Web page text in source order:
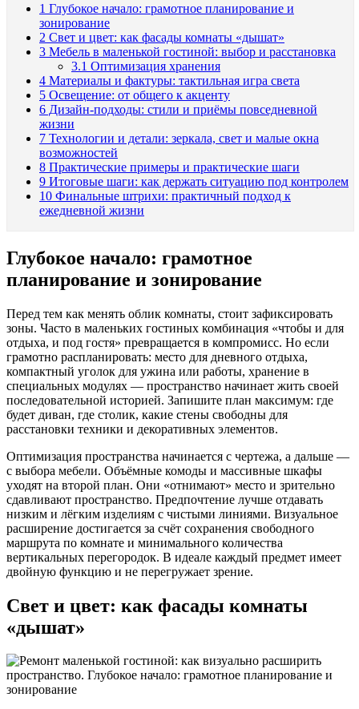
1 Глубокое начало: грамотное планирование и
зонирование
2 Свет и цвет: как фасады комнаты «дышат»
3 Мебель в маленькой гостиной: выбор и расстановка
3.1 Оптимизация хранения
4 Материалы и фактуры: тактильная игра света
5 Освещение: от общего к акценту
6 Дизайн-подходы: стили и приёмы повседневной
жизни
7 Технологии и детали: зеркала, свет и малые окна
возможностей
8 Практические примеры и практические шаги
9 Итоговые шаги: как держать ситуацию под контролем
10 Финальные штрихи: практичный подход к
ежедневной жизни
Глубокое начало: грамотное
планирование и зонирование
Перед тем как менять облик комнаты, стоит зафиксировать
зоны. Часто в маленьких гостиных комбинация «чтобы и для
отдыха, и под гостя» превращается в компромисс. Но если
грамотно распланировать: место для дневного отдыха,
компактный уголок для ужина или работы, хранение в
специальных модулях — пространство начинает жить своей
последовательной историей. Запишите план максимум: где
будет диван, где столик, какие стены свободны для
расстановки техники и декоративных элементов.
Оптимизация пространства начинается с чертежа, а дальше —
с выбора мебели. Объёмные комоды и массивные шкафы
уходят на второй план. Они «отнимают» место и зрительно
сдавливают пространство. Предпочтение лучше отдавать
низким и лёгким изделиям с чистыми линиями. Визуальное
расширение достигается за счёт сохранения свободного
маршрута по комнате и минимального количества
вертикальных перегородок. В идеале каждый предмет имеет
двойную функцию и не перегружает зрение.
Свет и цвет: как фасады комнаты
«дышат»